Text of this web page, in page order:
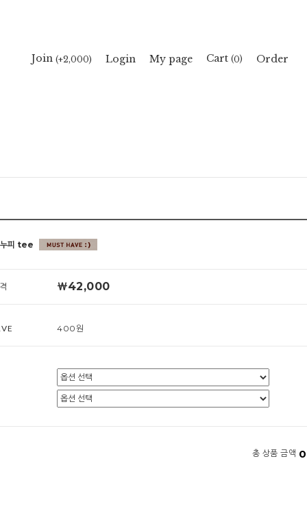
Join(+2,000) Login My page Cart(0) Order
피 tee
￦42,000
400원
총 상품 금액 0